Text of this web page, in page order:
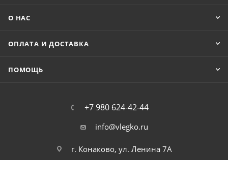
О НАС
ОПЛАТА И ДОСТАВКА
ПОМОЩЬ
+7 980 624-42-44
info@vlegko.ru
г. Конаково, ул. Ленина 7А